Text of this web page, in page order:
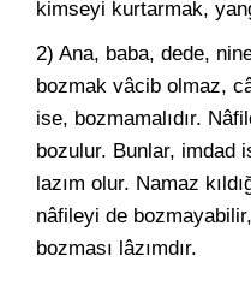
kimseyi kurtarmak,
2) Ana, baba, dede,
bozmak vâcib olmaz,
ise, bozmamalıdır.
bozulur. Bunlar, imdad
lazım olur. Namaz
nâfileyi de
bozması lâzımdır.